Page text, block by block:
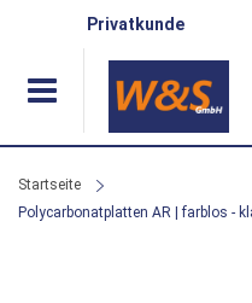
Privatkunde
Startseite
Polycarbonatplatten AR | farblos -